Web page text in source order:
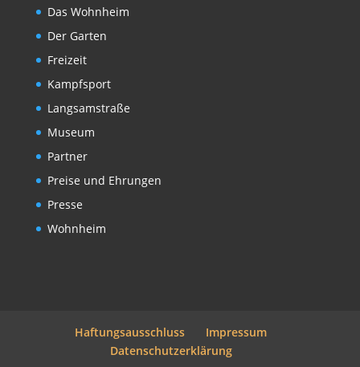
Das Wohnheim
Der Garten
Freizeit
Kampfsport
Langsamstraße
Museum
Partner
Preise und Ehrungen
Presse
Wohnheim
Haftungsausschluss
Impressum
Datenschutzerklärung